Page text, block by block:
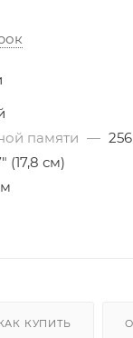
памяти —
(17,8 см)
КУПИТЬ